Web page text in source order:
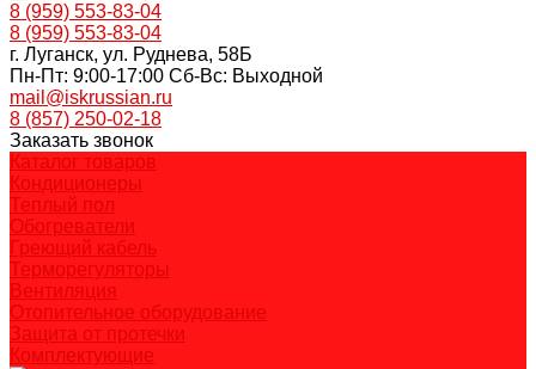
8 (959) 553-83-04
8 (959) 553-83-04
г. Луганск, ул. Руднева, 58Б
Пн-Пт: 9:00-17:00 Cб-Вс: Выходной
mail@iskrussian.ru
8 (857) 250-02-18
Заказать звонок
Каталог товаров
Кондиционеры
Теплый пол
Обогреватели
Греющий кабель
Терморегуляторы
Вентиляция
Отопительное оборудование
Защита от протечки
Комплектующие